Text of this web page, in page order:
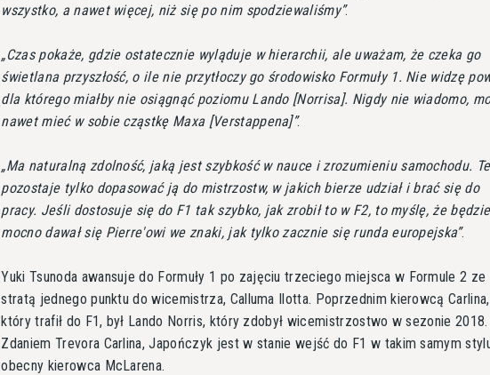
wszystko, a nawet więcej, niż się po nim spodziewaliśmy .
Czas pokaże, gdzie ostatecznie wyląduje w hierarchii, ale uważam, że czeka go
świetlana przyszłość, o ile nie przytłoczy go środowisko Formuły 1. Nie widzę
dla którego miałby nie osiągnąć poziomu Lando [Norrisa]. Nigdy nie wiadomo,
nawet mieć w sobie cząstkę Maxa [Verstappena] .
Ma naturalną zdolność, jaką jest szybkość w nauce i zrozumieniu samochodu.
pozostaje tylko dopasować ją do mistrzostw, w jakich bierze udział i brać się do
pracy. Jeśli dostosuje się do F1 tak szybko, jak zrobił to w F2, to myślę, że będzie
mocno dawał się Pierre'owi we znaki, jak tylko zacznie się runda europejska .
Yuki Tsunoda awansuje do Formuły 1 po zajęciu trzeciego miejsca w Formule 2 ze
stratą jednego punktu do wicemistrza, Calluma Ilotta. Poprzednim kierowcą Carlina,
który trafił do F1, był Lando Norris, który zdobył wicemistrzostwo w sezonie 2018.
Zdaniem Trevora Carlina, Japończyk jest w stanie wejść do F1 w takim samym
obecny kierowca McLarena.